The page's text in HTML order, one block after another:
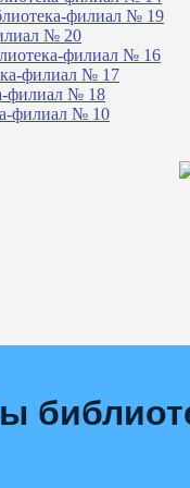
филиал № 19
№ 20
филиал № 16
филиал № 17
филиал № 18
филиал № 10